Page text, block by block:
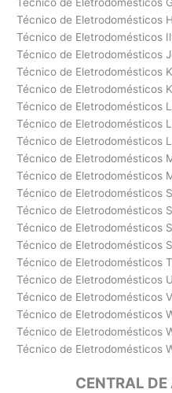
Técnico de Eletrodomésticos
Técnico de Eletrodomésticos
Técnico de Eletrodomésticos
Técnico de Eletrodomésticos
Técnico de Eletrodomésticos
Técnico de Eletrodomésticos
Técnico de Eletrodomésticos
Técnico de Eletrodomésticos
Técnico de Eletrodomésticos
Técnico de Eletrodomésticos
Técnico de Eletrodomésticos
Técnico de Eletrodomésticos
Técnico de Eletrodomésticos
Técnico de Eletrodomésticos
Técnico de Eletrodomésticos
Técnico de Eletrodomésticos
Técnico de Eletrodomésticos
Técnico de Eletrodomésticos
Técnico de Eletrodomésticos
Técnico de Eletrodomésticos
CENTRAL